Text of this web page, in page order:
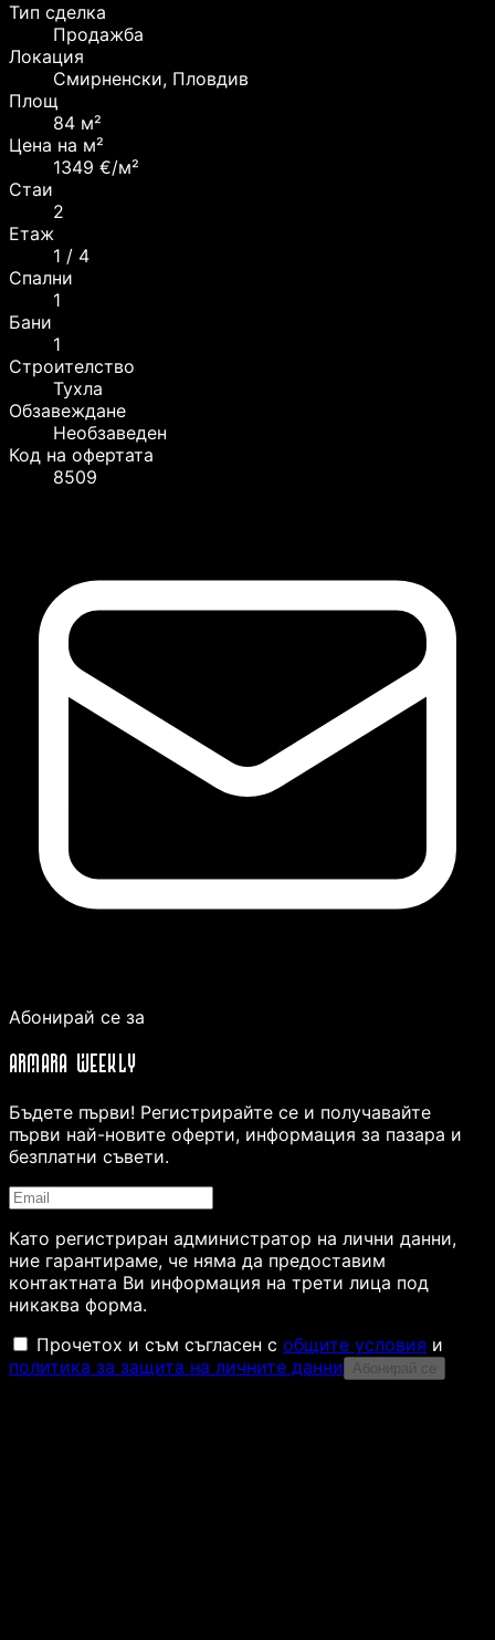
Тип сделка
Продажба
Локация
Смирненски, Пловдив
Площ
84 м²
Цена на м²
1349 €/м²
Стаи
2
Етаж
1 / 4
Спални
1
Бани
1
Строителство
Тухла
Обзавеждане
Необзаведен
Код на офертата
8509
Абонирай се за
ARMARA WEEKLY
Бъдете първи! Регистрирайте се и получавайте
първи най-новите оферти, информация за пазара и
безплатни съвети.
Като регистриран администратор на лични данни,
ние гарантираме, че няма да предоставим
контактната Ви информация на трети лица под
никаква форма.
Прочетох и съм съгласен с общите условия и
политика за защита на личните данни
Абонирай се